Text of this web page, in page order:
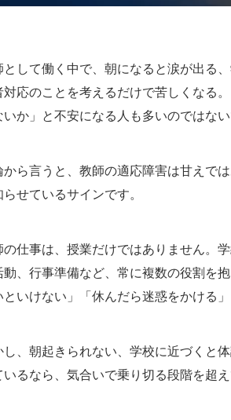
として働く中で、朝になると涙が出る
対応のことを考えるだけで苦しくなる
いか」と不安になる人も多いのではない
から言うと、教師の適応障害は甘えで
らせているサインです。
の仕事は、授業だけではありません。
動、行事準備など、常に複数の役割を
といけない」「休んだら迷惑をかける
し、朝起きられない、学校に近づくと
いるなら、気合いで乗り切る段階を超